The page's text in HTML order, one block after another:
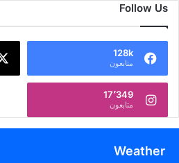
Follow Us
128k
متابعون
17٬349
متابعون
Weather